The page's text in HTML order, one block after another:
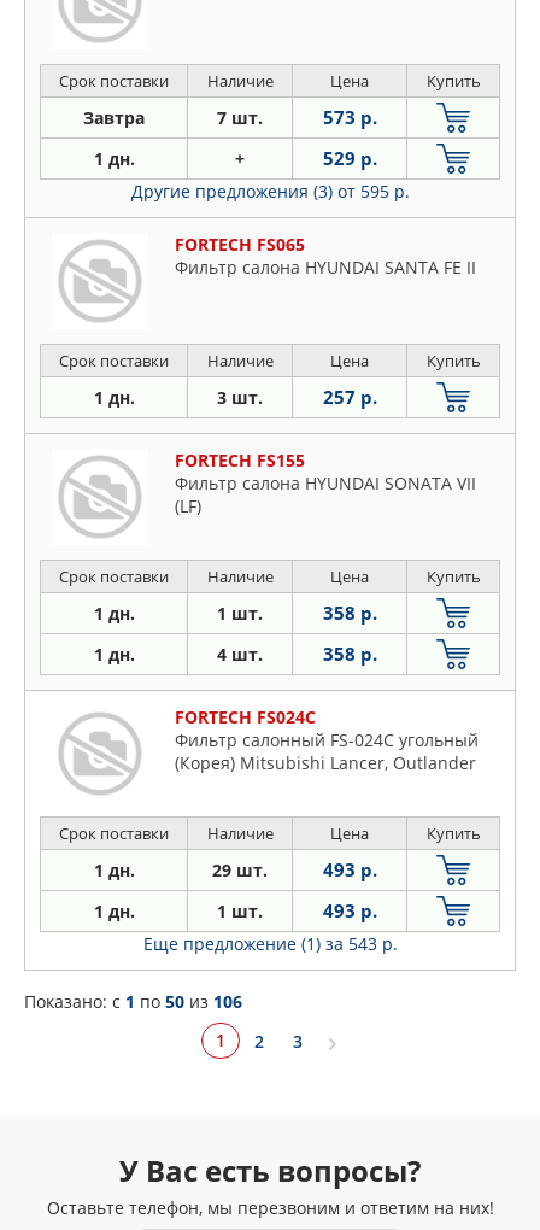
Срок поставки Наличие Цена Купить
Завтра 7 шт. 573 р.
1 дн. + 529 р.
Другие предложения (3) от 595 р.
FORTECH FS065
Фильтр салона HYUNDAI SANTA FE II
Срок поставки Наличие Цена Купить
1 дн. 3 шт. 257 р.
FORTECH FS155
Фильтр салона HYUNDAI SONATA VII
(LF)
Срок поставки Наличие Цена Купить
1 дн. 1 шт. 358 р.
1 дн. 4 шт. 358 р.
FORTECH FS024C
Фильтр салонный FS-024C угольный
(Корея) Mitsubishi Lancer, Outlander
Срок поставки Наличие Цена Купить
1 дн. 29 шт. 493 р.
1 дн. 1 шт. 493 р.
Еще предложение (1) за 543 р.
Показано: c 1 по 50 из 106
1
2 3
У Вас есть вопросы?
Оставьте телефон, мы перезвоним и ответим на них!